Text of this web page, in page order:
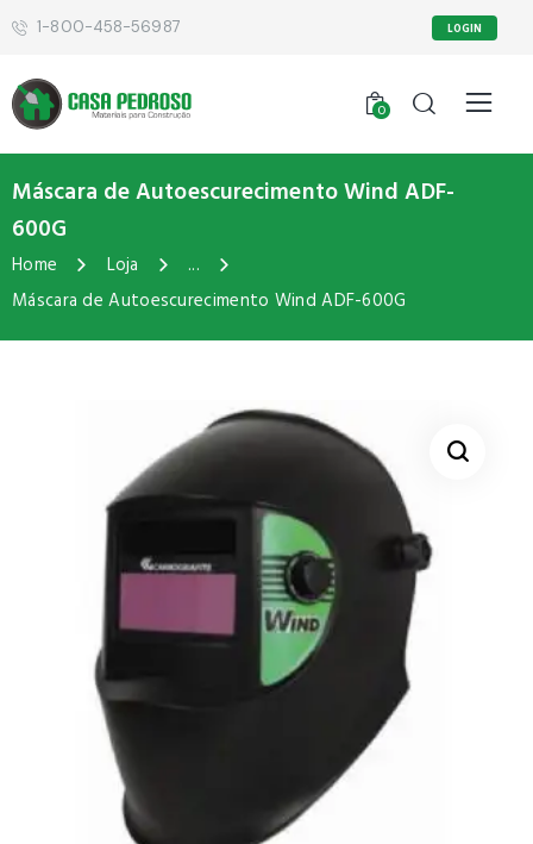
1-800-458-56987 LOGIN
0
Máscara de Autoescurecimento Wind ADF-
600G
Home Loja
...
Máscara de Autoescurecimento Wind ADF-600G